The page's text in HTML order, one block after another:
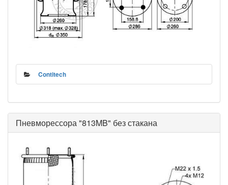
Contitech
Пневморессора "813MB" без стакана